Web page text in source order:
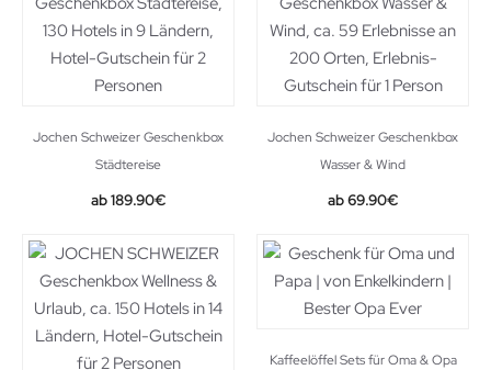
Jochen Schweizer Geschenkbox
Städtereise
189.90€
Jochen Schweizer Geschenkbox
Wasser & Wind
69.90€
Kaffeelöffel Sets für Oma & Opa